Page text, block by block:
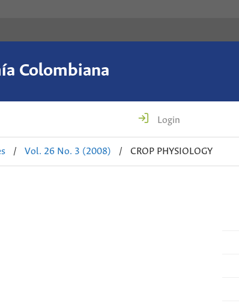
Colombiana
Login
/ Vol. 26 No. 3 (2008) / CROP PHYSIOLOGY